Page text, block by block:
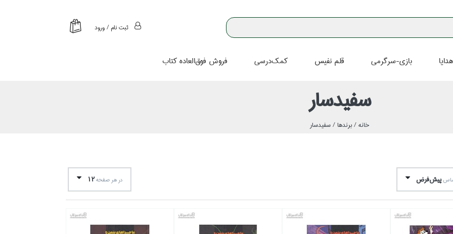
ثبت نام / ورود
بازي-سرگرمي قلم نفيس كمك‌درسي فروش فوق‌العاده كتاب
سفيدسار
خانه /برندها /سفيدسار
پيش‌فرض در هر صفحه12